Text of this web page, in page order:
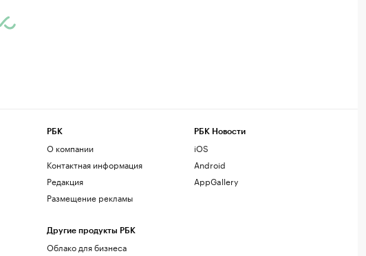
РБК
О компании
Контактная информация
Редакция
Размещение рекламы
Другие продукты РБК
Облако для бизнеса
РБК Новости
iOS
Android
AppGallery